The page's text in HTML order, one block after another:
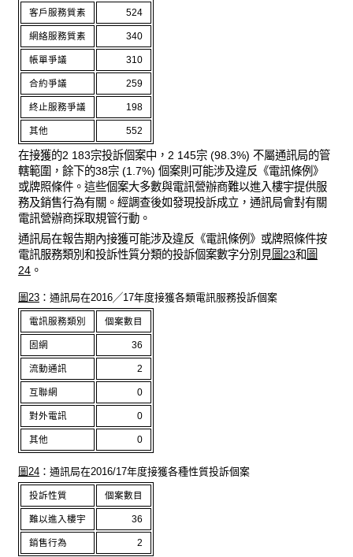
客戶服務質素 524
網絡服務質素 340
帳單爭議 310
合約爭議 259
終止服務爭議 198
其他 552
在接獲的2 183宗投訴個案中，2 145宗 (98.3%) 不屬通訊局的管
轄範圍，餘下的38宗 (1.7%) 個案則可能涉及違反《電訊條例》
或牌照條件。這些個案大多數與電訊營辦商難以進入樓宇提供服
務及銷售行為有關。經調查後如發現投訴成立，通訊局會對有關
電訊營辦商採取規管行動。
通訊局在報告期內接獲可能涉及違反《電訊條例》或牌照條件按
電訊服務類別和投訴性質分類的投訴個案數字分別見圖23和 圖
24 。
圖23 ：通訊局在2016╱17年度接獲各類電訊服務投訴個案
電訊服務類別 個案數目
固網 36
流動通訊 2
互聯網 0
對外電訊 0
其他 0
圖24 ：通訊局在2016/17年度接獲各種性質投訴個案
投訴性質 個案數目
難以進入樓宇 36
銷售行為 2